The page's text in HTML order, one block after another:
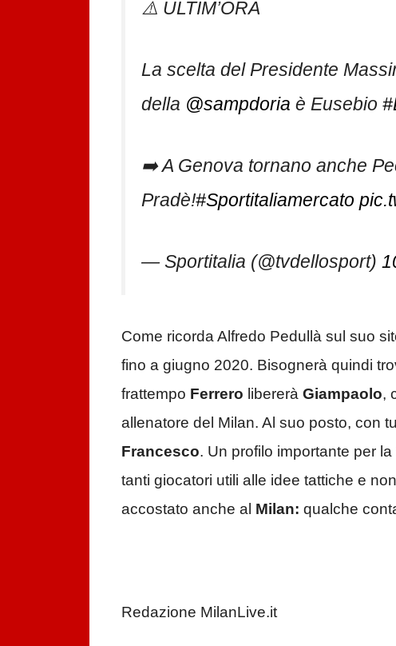
La scelta del Presidente
della @sampdoria è Eusebio
➡️ A Genova tornano anche
Pradè!#Sportitaliamercato
— Sportitalia (@tvdellosport)
Come ricorda Alfredo Pedullà sul suo
fino a giugno 2020. Bisognerà quindi
frattempo Ferrero libererà Giampaolo
allenatore del Milan. Al suo posto, con
Francesco
. Un profilo importante per
tanti giocatori utili alle idee tattiche e
accostato anche al Milan: qualche
Redazione MilanLive.it